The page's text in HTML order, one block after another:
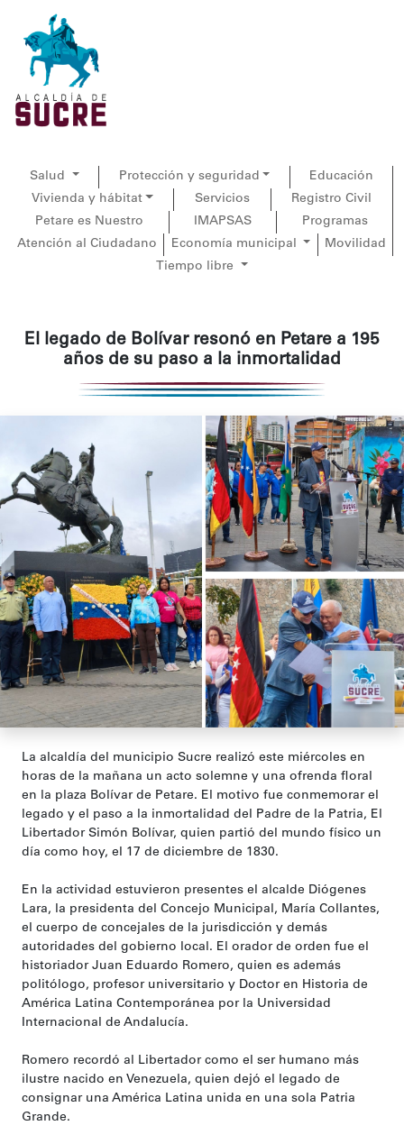
Salud Protección y seguridad
Educación
Vivienda y hábitat
Servicios
Registro Civil
Petare es Nuestro
IMAPSAS
Programas
Atención al Ciudadano
Economía municipal
Movilidad
Tiempo libre
El legado de Bolívar resonó en Petare a 195
años de su paso a la inmortalidad
La alcaldía del municipio Sucre realizó este miércoles en
horas de la mañana un acto solemne y una ofrenda floral
en la plaza Bolívar de Petare. El motivo fue conmemorar el
legado y el paso a la inmortalidad del Padre de la Patria, El
Libertador Simón Bolívar, quien partió del mundo físico un
día como hoy, el 17 de diciembre de 1830.
En la actividad estuvieron presentes el alcalde Diógenes
Lara, la presidenta del Concejo Municipal, María Collantes,
el cuerpo de concejales de la jurisdicción y demás
autoridades del gobierno local. El orador de orden fue el
historiador Juan Eduardo Romero, quien es además
politólogo, profesor universitario y Doctor en Historia de
América Latina Contemporánea por la Universidad
Internacional de Andalucía.
Romero recordó al Libertador como el ser humano más
ilustre nacido en Venezuela, quien dejó el legado de
consignar una América Latina unida en una sola Patria
Grande.